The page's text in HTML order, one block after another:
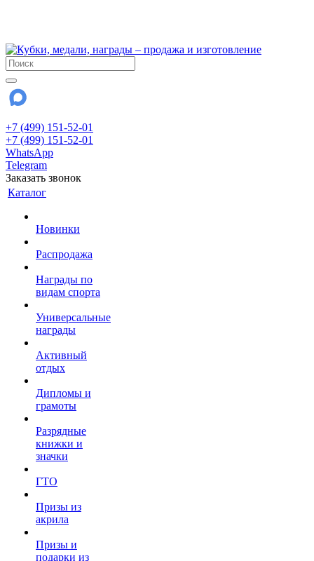
+7 (499) 151-52-01
+7 (499) 151-52-01
WhatsApp
Telegram
Заказать звонок
Каталог
Новинки
Распродажа
Награды по
видам спорта
Универсальные
награды
Активный
отдых
Дипломы и
грамоты
Разрядные
книжки и
значки
ГТО
Призы из
акрила
Призы и
подарки из